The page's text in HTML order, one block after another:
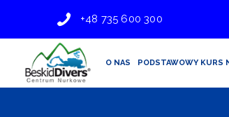
+48 735 600 300
O NAS PODSTAWOWY KURS